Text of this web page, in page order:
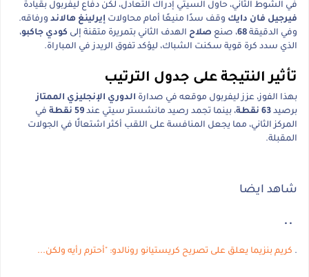
في الشوط الثاني، حاول السيتي إدراك التعادل، لكن دفاع ليفربول بقيادة
فيرجيل فان دايك وقف سدًا منيعًا أمام محاولات إيرلينغ هالاند ورفاقه.
وفي الدقيقة 68، صنع صلاح الهدف الثاني بتمريرة متقنة إلى كودي جاكبو،
الذي سدد كرة قوية سكنت الشباك، ليؤكد تفوق الريدز في المباراة.
تأثير النتيجة على جدول الترتيب
بهذا الفوز، عزز ليفربول موقعه في صدارة الدوري الإنجليزي الممتاز
برصيد 63 نقطة ، بينما تجمد رصيد مانشستر سيتي عند 59 نقطة
في
المركز الثاني، مما يجعل المنافسة على اللقب أكثر اشتعالًا في الجولات
المقبلة.
شاهد ايضا
..
. كريم بنزيما يعلق على تصريح كريستيانو رونالدو: "أحترم رأيه ولكن...